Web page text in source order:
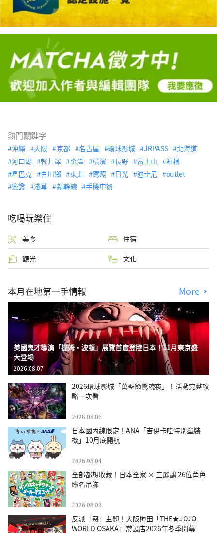
熱門關鍵字
沖繩 大阪 京都 名古屋 環球影城 JRPASS
北海道
河口湖
輕井澤 金澤 橫濱 長野 富士山
箱根
星巴克
白川鄉 東北 駕照 日光 迪士尼
outlet
簽證
淺草 新幹線 手機申辦
吃喝玩樂住
美食 住宿
觀光 文化
本月在地第一手情報 More
美國鬼才導演「提姆・波頓」展覽首度登陸日本！11月東京盛
大登場
2026.08.07
2026環球影城「萬聖節驚魂夜」！活動完整攻
略一次看
2026.08.06
日本國內線限定！ANA「吉伊卡哇特別塗裝
機」10月底開航
2026.08.04
全部都想收藏！日本全家 × 三麗鷗 26位角色
聯名吊飾
2026.08.03
反派「惡」主題！大阪梅田「THE★JOJO
WORLD OSAKA」常設店2026年冬季開幕